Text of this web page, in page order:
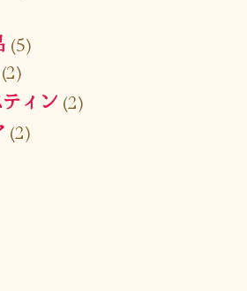
(5)
(2)
ィン (2)
(2)